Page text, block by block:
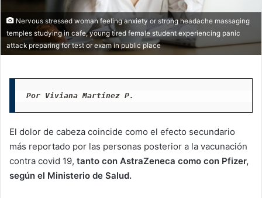
Nervous stressed woman feeling anxiety or strong headache massaging
temples studying in cafe, young tired female student experiencing panic
attack preparing for test or exam in public place
Por Viviana Martínez P.
El dolor de cabeza coincide como el efecto secundario
más reportado por las personas posterior a la vacunación
contra covid 19, tanto con AstraZeneca como con Pfizer,
según el Ministerio de Salud.